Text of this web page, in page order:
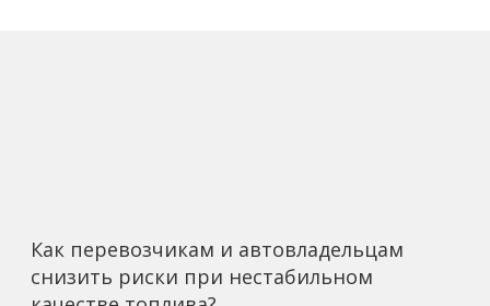
Как перевозчикам и автовладельцам
снизить риски при нестабильном